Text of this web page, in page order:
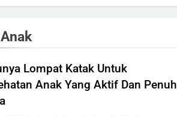
Lompat Katak Untuk
Anak Yang Aktif Dan Penuh